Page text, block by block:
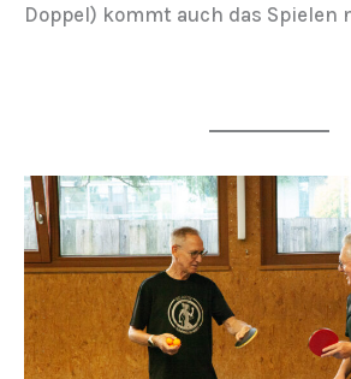
Doppel) kommt auch das Spielen